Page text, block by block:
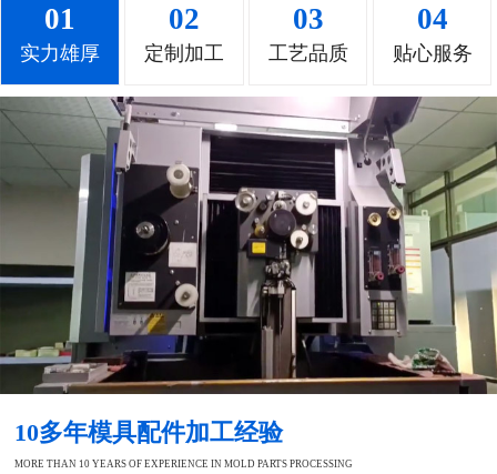
01
实力雄厚
02
定制加工
03
工艺品质
04
贴心服务
10多年模具配件加工经验
MORE THAN 10 YEARS OF EXPERIENCE IN MOLD PARTS PROCESSING